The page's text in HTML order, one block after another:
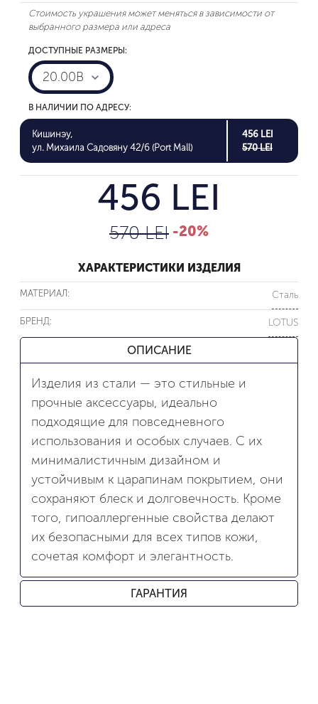
Стоимость украшения может меняться в зависимости от
выбранного размера или адреса
ДОСТУПНЫЕ РАЗМЕРЫ:
20.00B
В НАЛИЧИИ ПО АДРЕСУ:
Кишинэу,
ул. Михаила Садовяну 42/6 (Port Mall)
456 LEI
570 LEI
456 LEI
570 LEI -20%
ХАРАКТЕРИСТИКИ ИЗДЕЛИЯ
МАТЕРИАЛ: Сталь
БРЕНД: LOTUS
ОПИСАНИЕ
Изделия из стали — это стильные и
прочные аксессуары, идеально
подходящие для повседневного
использования и особых случаев. С их
минималистичным дизайном и
устойчивым к царапинам покрытием, они
сохраняют блеск и долговечность. Кроме
того, гипоаллергенные свойства делают
их безопасными для всех типов кожи,
сочетая комфорт и элегантность.
ГАРАНТИЯ